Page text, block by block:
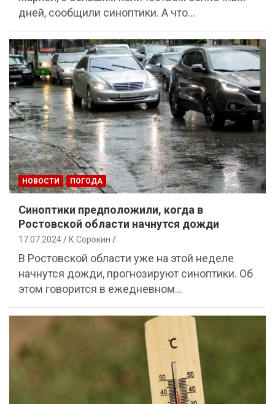
дней, сообщили синоптики. А что…
НОВОСТИ ПОГОДА
Синоптики предположили, когда в
Ростовской области начнутся дожди
17.07.2024 К.Сорокин
В Ростовской области уже на этой неделе
начнутся дожди, прогнозируют синоптики. Об
этом говорится в ежедневном…